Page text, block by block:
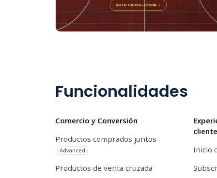
Funcionalidades
Comercio y Conversión
Productos comprados juntos
Advanced
Productos de venta cruzada
Inicio